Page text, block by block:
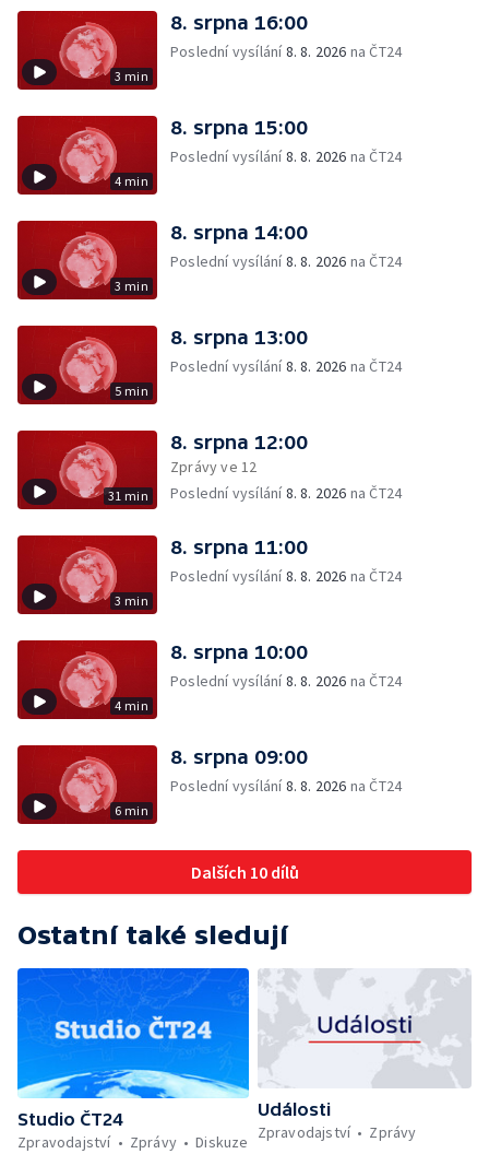
3 min
8. srpna 16:00
Poslední vysílání8. 8. 2026 na ČT24
4 min
8. srpna 15:00
Poslední vysílání8. 8. 2026 na ČT24
3 min
8. srpna 14:00
Poslední vysílání8. 8. 2026 na ČT24
5 min
8. srpna 13:00
Poslední vysílání8. 8. 2026 na ČT24
31 min
8. srpna 12:00
Zprávy ve 12
Poslední vysílání8. 8. 2026 na ČT24
3 min
8. srpna 11:00
Poslední vysílání8. 8. 2026 na ČT24
4 min
8. srpna 10:00
Poslední vysílání8. 8. 2026 na ČT24
6 min
8. srpna 09:00
Poslední vysílání8. 8. 2026 na ČT24
Dalších 10 dílů
Ostatní také sledují
Studio ČT24
Zpravodajství
Zprávy Diskuze
Události
Zpravodajství
Zprávy